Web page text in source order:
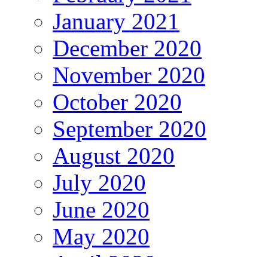
January 2021
December 2020
November 2020
October 2020
September 2020
August 2020
July 2020
June 2020
May 2020